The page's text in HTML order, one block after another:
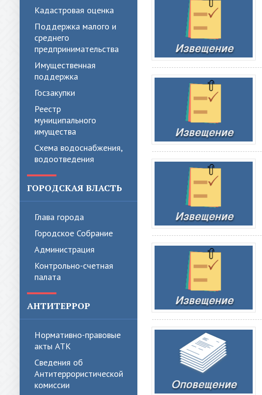
Кадастровая оценка
Поддержка малого и
среднего
предпринимательства
Имущественная
поддержка
Госзакупки
Реестр
муниципального
имущества
Схема водоснабжения,
водоотведения
ГОРОДСКАЯ ВЛАСТЬ
Глава города
Городское Собрание
Администрация
Контрольно-счетная
палата
АНТИТЕРРОР
Нормативно-правовые
акты АТК
Сведения об
Антитеррористической
комиссии